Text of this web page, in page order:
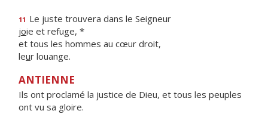
11 Le juste trouvera dans le Seigneur
joie et refuge, *
et tous les hommes au cœur droit,
leur louange.
ANTIENNE
Ils ont proclamé la justice de Dieu, et tous les peuples
ont vu sa gloire.